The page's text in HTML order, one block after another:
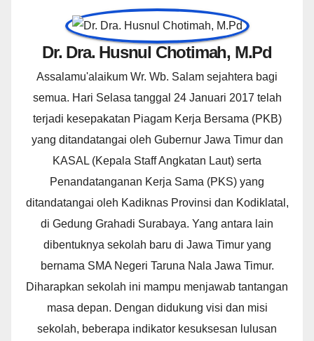
Dr. Dra. Husnul Chotimah, M.Pd
Assalamu'alaikum Wr. Wb. Salam sejahtera bagi
semua. Hari Selasa tanggal 24 Januari 2017 telah
terjadi kesepakatan Piagam Kerja Bersama (PKB)
yang ditandatangai oleh Gubernur Jawa Timur dan
KASAL (Kepala Staff Angkatan Laut) serta
Penandatanganan Kerja Sama (PKS) yang
ditandatangai oleh Kadiknas Provinsi dan Kodiklatal,
di Gedung Grahadi Surabaya. Yang antara lain
dibentuknya sekolah baru di Jawa Timur yang
bernama SMA Negeri Taruna Nala Jawa Timur.
Diharapkan sekolah ini mampu menjawab tantangan
masa depan. Dengan didukung visi dan misi
sekolah, beberapa indikator kesuksesan lulusan